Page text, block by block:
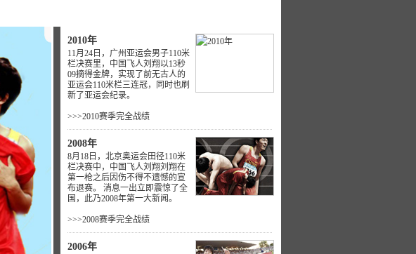
2010年
11月24日，广州亚运会男子110米
栏决赛里，中国飞人刘翔以13秒
09摘得金牌，实现了前无古人的
亚运会110米栏三连冠，同时也刷
新了亚运会纪录。
>>>2010赛季完全战绩
2008年
8月18日，北京奥运会田径110米
栏决赛中，中国飞人刘翔刘翔在
第一枪之后因伤不得不遗憾的宣
布退赛。 消息一出立即震惊了全
国，此乃2008年第一大新闻。
>>>2008赛季完全战绩
2006年